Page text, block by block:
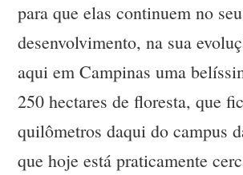
para que elas continuem no seu
desenvolvimento, na sua
aqui em Campinas uma
250 hectares de floresta, que
quilômetros daqui do campus
que hoje está praticamente